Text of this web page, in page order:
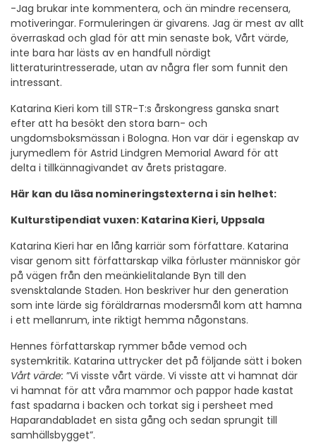
-Jag brukar inte kommentera, och än mindre recensera,
motiveringar. Formuleringen är givarens. Jag är mest av allt
överraskad och glad för att min senaste bok, Vårt värde,
inte bara har lästs av en handfull nördigt
litteraturintresserade, utan av några fler som funnit den
intressant.
Katarina Kieri kom till STR-T:s årskongress ganska snart
efter att ha besökt den stora barn- och
ungdomsboksmässan i Bologna. Hon var där i egenskap av
jurymedlem för Astrid Lindgren Memorial Award för att
delta i tillkännagivandet av årets pristagare.
Här kan du läsa nomineringstexterna i sin helhet:
Kulturstipendiat vuxen: Katarina Kieri, Uppsala
Katarina Kieri har en lång karriär som författare. Katarina
visar genom sitt författarskap vilka förluster människor gör
på vägen från den meänkielitalande Byn till den
svensktalande Staden. Hon beskriver hur den generation
som inte lärde sig föräldrarnas modersmål kom att hamna
i ett mellanrum, inte riktigt hemma någonstans.
Hennes författarskap rymmer både vemod och
systemkritik. Katarina uttrycker det på följande sätt i boken
Vårt värde: ”Vi visste vårt värde. Vi visste att vi hamnat där
vi hamnat för att våra mammor och pappor hade kastat
fast spadarna i backen och torkat sig i persheet med
Haparandabladet en sista gång och sedan sprungit till
samhällsbygget”.